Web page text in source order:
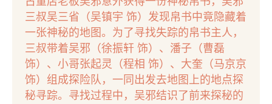
三叔吴三省（吴镇宇 饰）发现帛书中竟隐藏着
一张神秘的地图。为了寻找失踪的帛书主人，
三叔带着吴邪（徐振轩 饰）、潘子（曹磊
饰）、小哥张起灵（程相 饰）、大奎（马京京
饰）组成探险队，一同出发去地图上的地点探
秘寻踪。寻找过程中，吴邪结识了前来探秘的